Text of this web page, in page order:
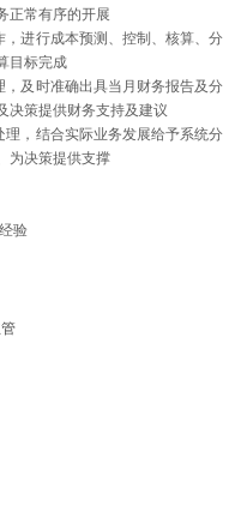
正常有序的开展
，进行成本预测、控制、核算、分
目标完成
，及时准确出具当月财务报告及分
决策提供财务支持及建议
理，结合实际业务发展给予系统分
为决策提供支撑
验